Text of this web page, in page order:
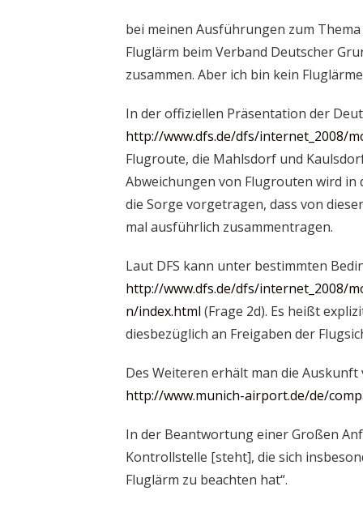
bei meinen Ausführungen zum
Fluglärm beim Verband Deutscher
zusammen. Aber ich bin kein
In der offiziellen Präsentation der
http://www.dfs.de/dfs/internet_2008/
Flugroute, die Mahlsdorf und
Abweichungen von Flugrouten wird in
die Sorge vorgetragen, dass von
mal ausführlich zusammentragen.
Laut DFS kann unter bestimmten
http://www.dfs.de/dfs/internet_2008/
n/index.html (Frage 2d). Es heißt
diesbezüglich an Freigaben der
Des Weiteren erhält man die
http://www.munich-airport.de/de/
In der Beantwortung einer Großen
Kontrollstelle [steht], die sich
Fluglärm zu beachten hat“.